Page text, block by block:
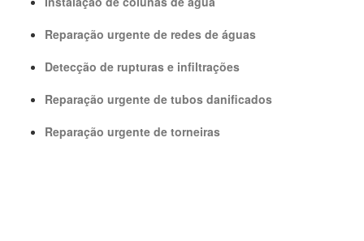
Reparação urgente de redes de águas
Detecção de rupturas e infiltrações
Reparação urgente de tubos danificados
Reparação urgente de torneiras